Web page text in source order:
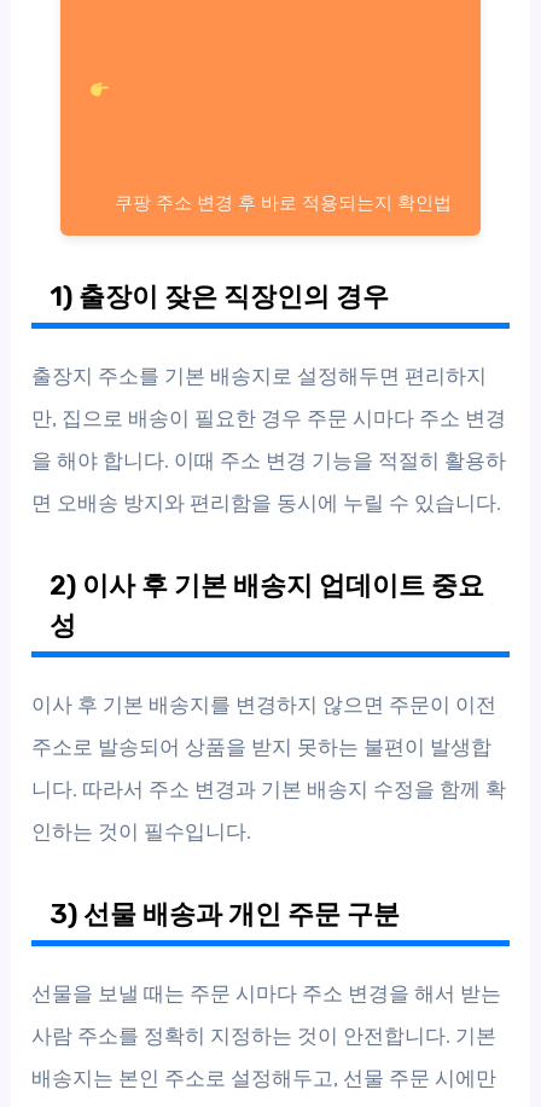
쿠팡 주소 변경 후 바로 적용되는지 확인법
1) 출장이 잦은 직장인의 경우
출장지 주소를 기본 배송지로 설정해두면 편리하지
만, 집으로 배송이 필요한 경우 주문 시마다 주소 변경
을 해야 합니다. 이때 주소 변경 기능을 적절히 활용하
면 오배송 방지와 편리함을 동시에 누릴 수 있습니다.
2) 이사 후 기본 배송지 업데이트 중요
성
이사 후 기본 배송지를 변경하지 않으면 주문이 이전
주소로 발송되어 상품을 받지 못하는 불편이 발생합
니다. 따라서 주소 변경과 기본 배송지 수정을 함께 확
인하는 것이 필수입니다.
3) 선물 배송과 개인 주문 구분
선물을 보낼 때는 주문 시마다 주소 변경을 해서 받는
사람 주소를 정확히 지정하는 것이 안전합니다. 기본
배송지는 본인 주소로 설정해두고, 선물 주문 시에만